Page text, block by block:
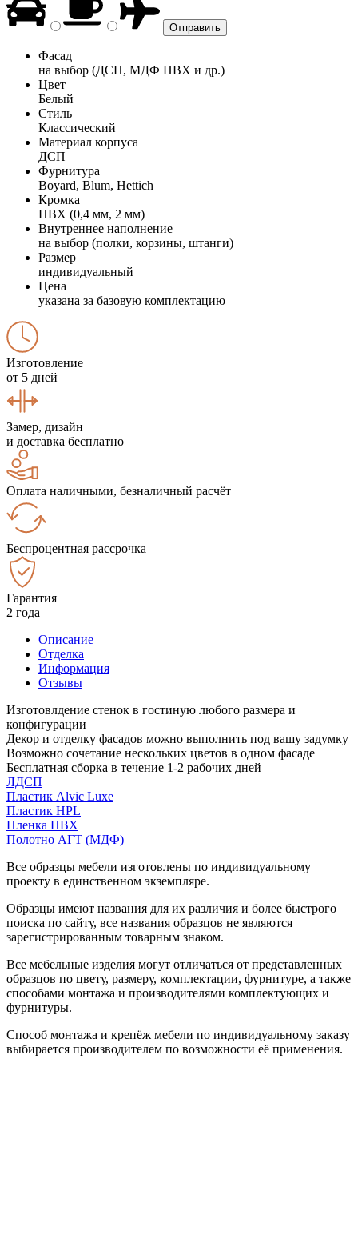
Фасад
на выбор (ДСП, МДФ ПВХ и др.)
Цвет
Белый
Стиль
Классический
Материал корпуса
ДСП
Фурнитура
Boyard, Blum, Hettich
Кромка
ПВХ (0,4 мм, 2 мм)
Внутреннее наполнение
на выбор (полки, корзины, штанги)
Размер
индивидуальный
Цена
указана за базовую комплектацию
Изготовление
от 5 дней
Замер, дизайн
и доставка бесплатно
Оплата наличными, безналичный расчёт
Беспроцентная рассрочка
Гарантия
2 года
Описание
Отделка
Информация
Отзывы
Изготовлдение стенок в гостиную любого размера и
конфигурации
Декор и отделку фасадов можно выполнить под вашу задумку
Возможно сочетание нескольких цветов в одном фасаде
Бесплатная сборка в течение 1-2 рабочих дней
ЛДСП
Пластик Alvic Luxe
Пластик HPL
Пленка ПВХ
Полотно АГТ (МДФ)
Все образцы мебели изготовлены по индивидуальному
проекту в единственном экземпляре.
Образцы имеют названия для их различия и более быстрого
поиска по сайту, все названия образцов не являются
зарегистрированным товарным знаком.
Все мебельные изделия могут отличаться от представленных
образцов по цвету, размеру, комплектации, фурнитуре, а также
способами монтажа и производителями комплектующих и
фурнитуры.
Способ монтажа и крепёж мебели по индивидуальному заказу
выбирается производителем по возможности её применения.